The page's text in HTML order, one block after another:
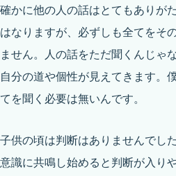
確かに他の人の話はとてもありが
はなりますが、必ずしも全てをそ
ません。人の話をただ聞くんじゃ
自分の道や個性が見えてきます。
てを聞く必要は無いんです。
子供の頃は判断はありませんでし
意識に共鳴し始めると判断が入り